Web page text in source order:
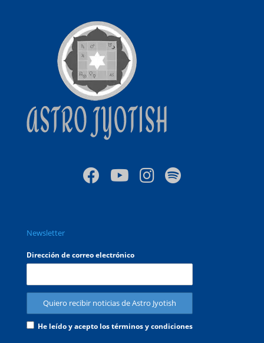
Newsletter
Dirección de correo electrónico
He leído y acepto los términos y condiciones